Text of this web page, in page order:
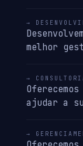
→
melhor
→
ajudar a
→